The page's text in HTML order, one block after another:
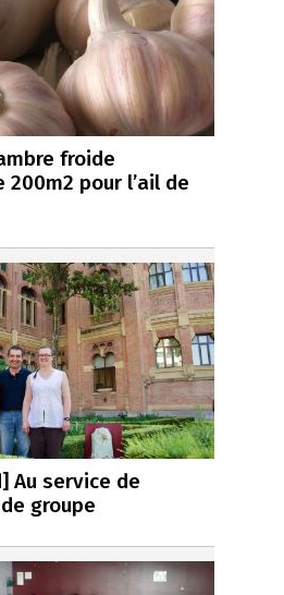
froide
pour l’ail de
Au service de
groupe